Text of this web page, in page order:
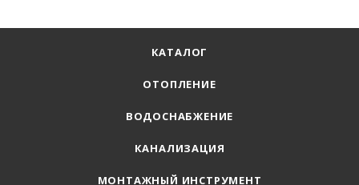
КАТАЛОГ
ОТОПЛЕНИЕ
ВОДОСНАБЖЕНИЕ
КАНАЛИЗАЦИЯ
МОНТАЖНЫЙ ИНСТРУМЕНТ